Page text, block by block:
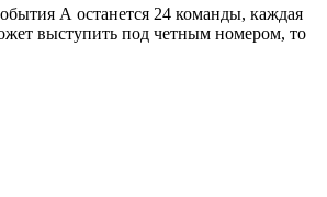
А останется 24 команды, каждая
выступить под четным номером, то